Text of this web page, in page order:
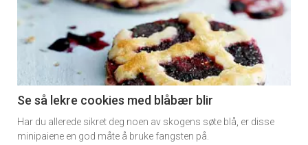
Registrer deg
detail
-
section
11
Ukens
Se så lekre cookies med blåbær blir
Har du allerede sikret deg noen av skogens søte blå, er disse
minipaiene en god måte å bruke fangsten på.